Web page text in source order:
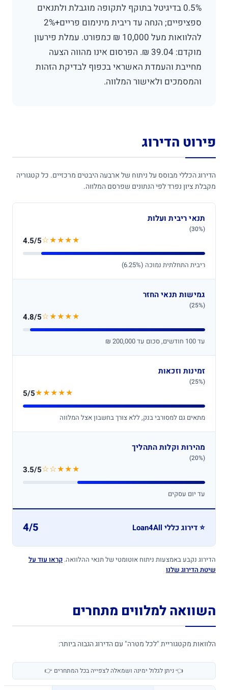
0.5% בדיגיטל בתוקף לתקופה מוגבלת ולתנאים
ספציפיים; הנחה עד ריבית מינימום פריים+2%
להלוואות מעל 10,000 ₪ כמפורט. עמלת פירעון
מוקדם: 39.04 ₪. הפרסום אינו מהווה הצעה
מחייבת והעמדת האשראי בכפוף לבדיקת הזהות
והמסמכים ולאישור המלווה.
פירוט הדירוג
הדירוג הכללי מבוסס על ניתוח של ארבעה היבטים מרכזיים. כל קטגוריה
מקבלת ציון נפרד לפי הנתונים שפרסם המלווה.
תנאי ריבית ועלות
(30%)
★★★★☆
4.5/5
ריבית התחלתית נמוכה (6.25%)
גמישות תנאי החזר
(25%)
★★★★☆
4.8/5
עד 100 חודשים, סכום עד 200,000 ₪
זמינות וזכאות
(25%)
★★★★★
5/5
מתאים גם למסורבי בנק, ללא צורך בחשבון אצל המלווה
מהירות וקלות התהליך
(20%)
★★★☆☆
3.5/5
עד יום עסקים
⭐ דירוג כללי Loan4All 4/5
הדירוג נקבע באמצעות ניתוח אוטומטי של תנאי ההלוואה. קראו עוד על
שיטת הדירוג שלנו
השוואה למלווים מתחרים
הלוואות מקטגוריית "לכל מטרה" עם הדירוג הגבוה ביותר:
👈 ניתן לגלול ימינה ושמאלה לצפייה בכל המתחרים 👉